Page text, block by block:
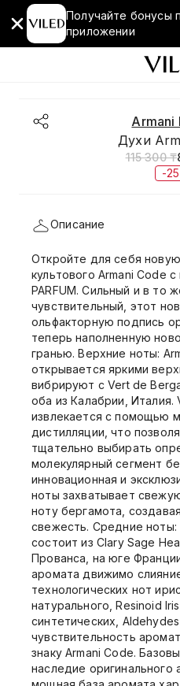
Получайте бонусы
приложении
Armani
Духи
115 300 ₸
-
Описание
Откройте для себя
культового Armani Code
PARFUM. Сильный и в то
чувствительный, этот
ольфакторную подпись
теперь наполненную
гранью. Верхние ноты:
открывается яркими
вибрируют с Vert de
оба из Калабрии, Италия.
извлекается с помощью
дистилляции, что
тщательно выбирать
молекулярный сегмент
инновационная и
ноты захватывает
ноту бергамота,
свежесть. Средние
состоит из Clary Sage
Прованса, на юге
аромата движимо
технологических нот
натурального, Resinoid
синтетических,
чувствительность
знаку Armani Code.
наследие оригинального